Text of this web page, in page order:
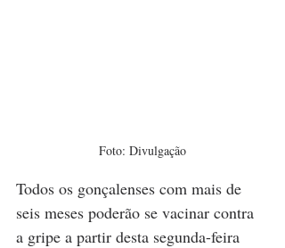
Foto: Divulgação
Todos os gonçalenses com mais de
seis meses poderão se vacinar contra
a gripe a partir desta segunda-feira